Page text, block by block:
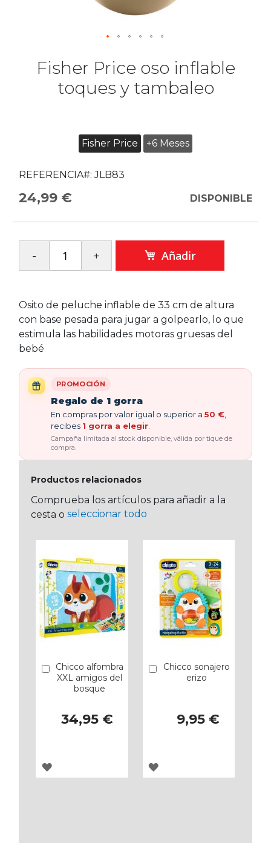
Fisher Price oso inflable
toques y tambaleo
Fisher Price +6 Meses
REFERENCIA#: JLB83
24,99 € DISPONIBLE
Añadir
Osito de peluche inflable de 33 cm de altura
con base pesada para jugar a golpearlo, lo que
estimula las habilidades motoras gruesas del
bebé
PROMOCIÓN
Regalo de 1 gorra
En compras por valor igual o superior a 50 €
recibes 1 gorra a elegir
Campaña limitada al stock disponible, válida por tique de
compra.
Productos relacionados
Comprueba los artículos para añadir a la
cesta o seleccionar todo
Chicco alfombra
XXL amigos del
bosque
34,95 €
Añadir
AGREGAR
Chicco sonajero
erizo
9,95 €
Añadir
AGREGAR